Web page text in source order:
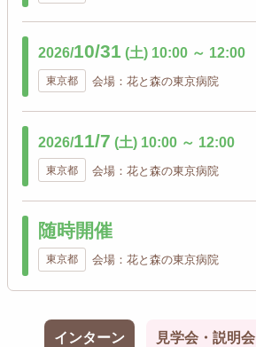
2026/10/31 (土) 10:00 ～ 12:00
東京都 会場：花と森の東京病院
2026/11/7 (土) 10:00 ～ 12:00
東京都 会場：花と森の東京病院
随時開催
東京都 会場：花と森の東京病院
インターン 見学会・説明会